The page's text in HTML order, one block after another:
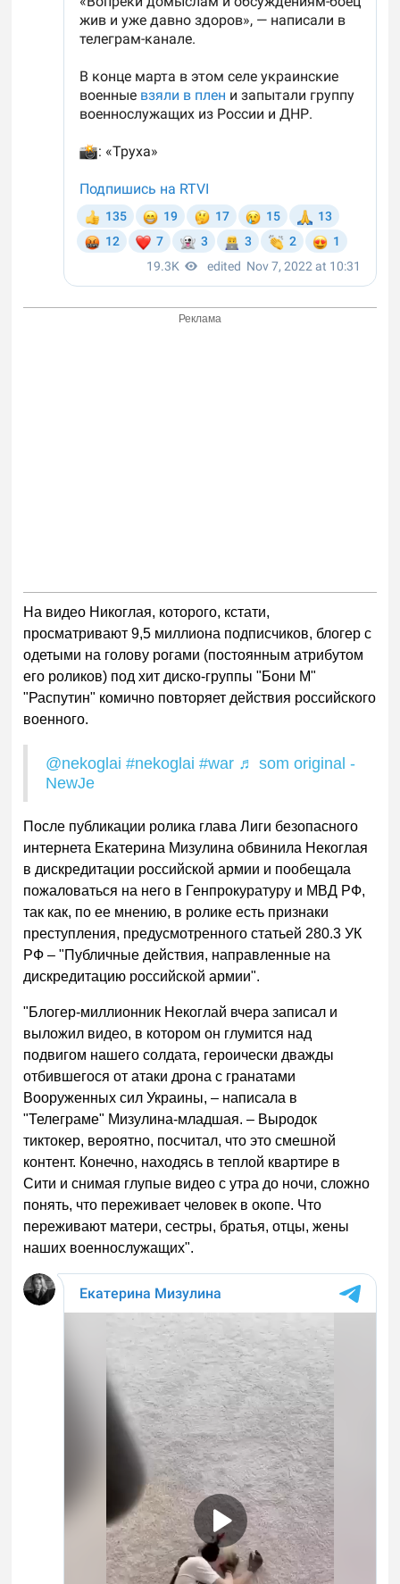
Реклама
На видео Никоглая, которого, кстати,
просматривают 9,5 миллиона подписчиков, блогер с
одетыми на голову рогами (постоянным атрибутом
его роликов) под хит диско-группы "Бони М"
"Распутин" комично повторяет действия российского
военного.
@nekoglai #nekoglai #war ♬ som original -
NewJe
После публикации ролика глава Лиги безопасного
интернета Екатерина Мизулина обвинила Некоглая
в дискредитации российской армии и пообещала
пожаловаться на него в Генпрокуратуру и МВД РФ,
так как, по ее мнению, в ролике есть признаки
преступления, предусмотренного статьей 280.3 УК
РФ – "Публичные действия, направленные на
дискредитацию российской армии".
"Блогер-миллионник Некоглай вчера записал и
выложил видео, в котором он глумится над
подвигом нашего солдата, героически дважды
отбившегося от атаки дрона с гранатами
Вооруженных сил Украины, – написала в
"Телеграме" Мизулина-младшая. – Выродок
тиктокер, вероятно, посчитал, что это смешной
контент. Конечно, находясь в теплой квартире в
Сити и снимая глупые видео с утра до ночи, сложно
понять, что переживает человек в окопе. Что
переживают матери, сестры, братья, отцы, жены
наших военнослужащих".